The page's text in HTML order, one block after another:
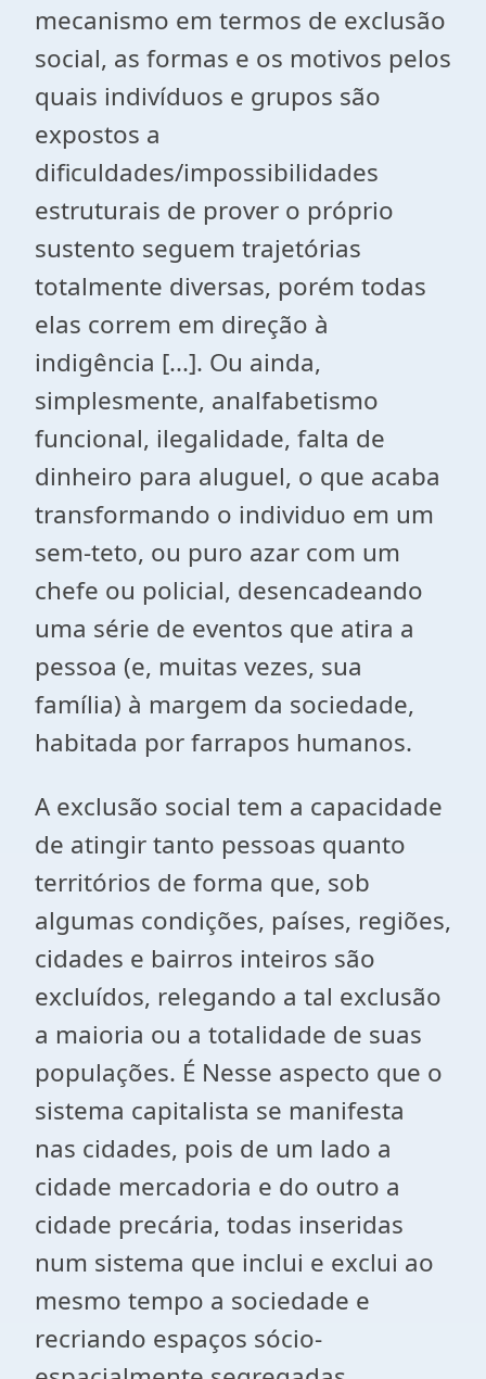
mecanismo em termos de exclusão
social, as formas e os motivos pelos
quais indivíduos e grupos são
expostos a
dificuldades/impossibilidades
estruturais de prover o próprio
sustento seguem trajetórias
totalmente diversas, porém todas
elas correm em direção à
indigência [...]. Ou ainda,
simplesmente, analfabetismo
funcional, ilegalidade, falta de
dinheiro para aluguel, o que acaba
transformando o individuo em um
sem-teto, ou puro azar com um
chefe ou policial, desencadeando
uma série de eventos que atira a
pessoa (e, muitas vezes, sua
família) à margem da sociedade,
habitada por farrapos humanos.
A exclusão social tem a capacidade
de atingir tanto pessoas quanto
territórios de forma que, sob
algumas condições, países, regiões,
cidades e bairros inteiros são
excluídos, relegando a tal exclusão
a maioria ou a totalidade de suas
populações. É Nesse aspecto que o
sistema capitalista se manifesta
nas cidades, pois de um lado a
cidade mercadoria e do outro a
cidade precária, todas inseridas
num sistema que inclui e exclui ao
mesmo tempo a sociedade e
recriando espaços sócio-